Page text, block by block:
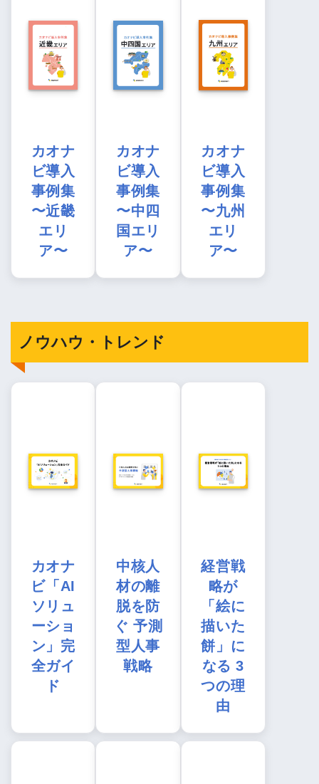
カオナ
ビ導入
事例集
〜近畿
エリ
ア〜
カオナ
ビ導入
事例集
〜中四
国エリ
ア〜
カオナ
ビ導入
事例集
〜九州
エリ
ア〜
ノウハウ・トレンド
カオナ
ビ「AI
ソリュ
ーショ
ン」完
全ガイ
ド
中核人
材の離
脱を防
ぐ 予測
型人事
戦略
経営戦
略が
「絵に
描いた
餅」に
なる 3
つの理
由